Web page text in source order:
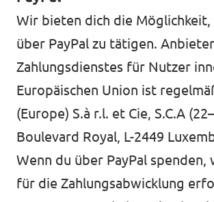
Wir bieten dich die Möglichkeit,
über PayPal zu tätigen.
Zahlungsdienstes für Nutzer
Europäischen Union ist
(Europe) S.à r.l. et Cie, S.C.A
Boulevard Royal, L-2449
Wenn du über PayPal spenden,
für die Zahlungsabwicklung